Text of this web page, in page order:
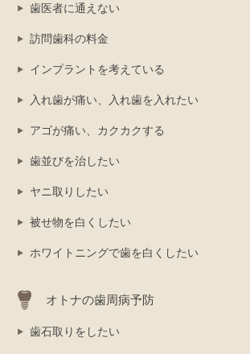
歯医者に通えない
訪問歯科の料金
インプラントを考えている
入れ歯が痛い、入れ歯を入れたい
アゴが痛い、カクカクする
歯並びを治したい
ヤニ取りしたい
被せ物を白くしたい
ホワイトニングで歯を白くしたい
オトナの歯周病予防
歯石取りをしたい